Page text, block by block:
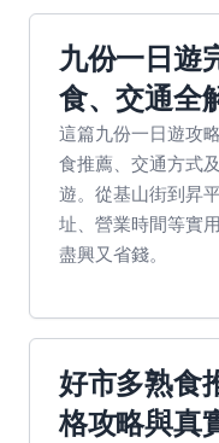
九份一日遊
食、交通全
這篇九份一日遊攻
食推薦、交通方式
遊。從基山街到昇
址、營業時間等實
盡興又省錢。
好市多熟食
格攻略與真